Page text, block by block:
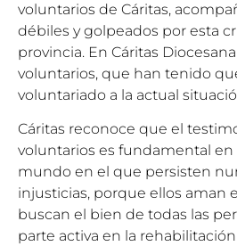
voluntarios de Cáritas,
débiles y golpeados por esta
provincia. En Cáritas
voluntarios, que han tenido
voluntariado a la actual
Cáritas reconoce que el
voluntarios es fundamental
mundo en el que persisten
injusticias, porque ellos aman
buscan el bien de todas las
parte activa en la